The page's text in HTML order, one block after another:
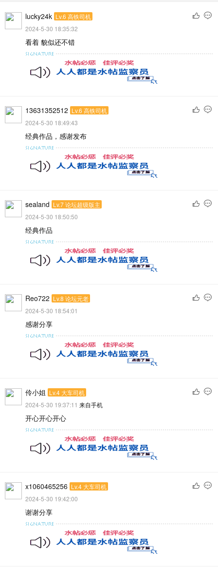
lucky24k Lv.6 高铁司机
2024-5-30 18:35:32
看着 貌似还不错
13631352512 Lv.6 高铁司机
2024-5-30 18:49:43
经典作品，感谢发布
sealand Lv.7 论坛超级版主
2024-5-30 18:50:50
经典作品
Reo722 Lv.8 论坛元老
2024-5-30 18:54:01
感谢分享
伶小姐 Lv.4 大车司机
2024-5-30 19:37:11 来自手机
开心开心开心
x1060465256 Lv.4 大车司机
2024-5-30 19:42:00
谢谢分享